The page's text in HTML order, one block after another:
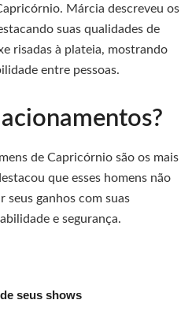
Márcia descreveu os
suas qualidades de
risadas à plateia, mostrando
entre pessoas.
de Capricórnio são os mais
que esses homens não
seus ganhos com suas
e segurança.
seus shows